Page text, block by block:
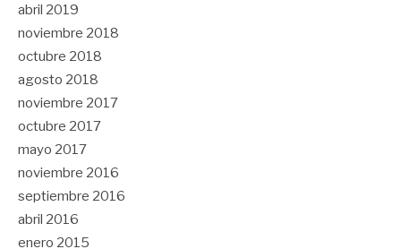
abril 2019
noviembre 2018
octubre 2018
agosto 2018
noviembre 2017
octubre 2017
mayo 2017
noviembre 2016
septiembre 2016
abril 2016
enero 2015